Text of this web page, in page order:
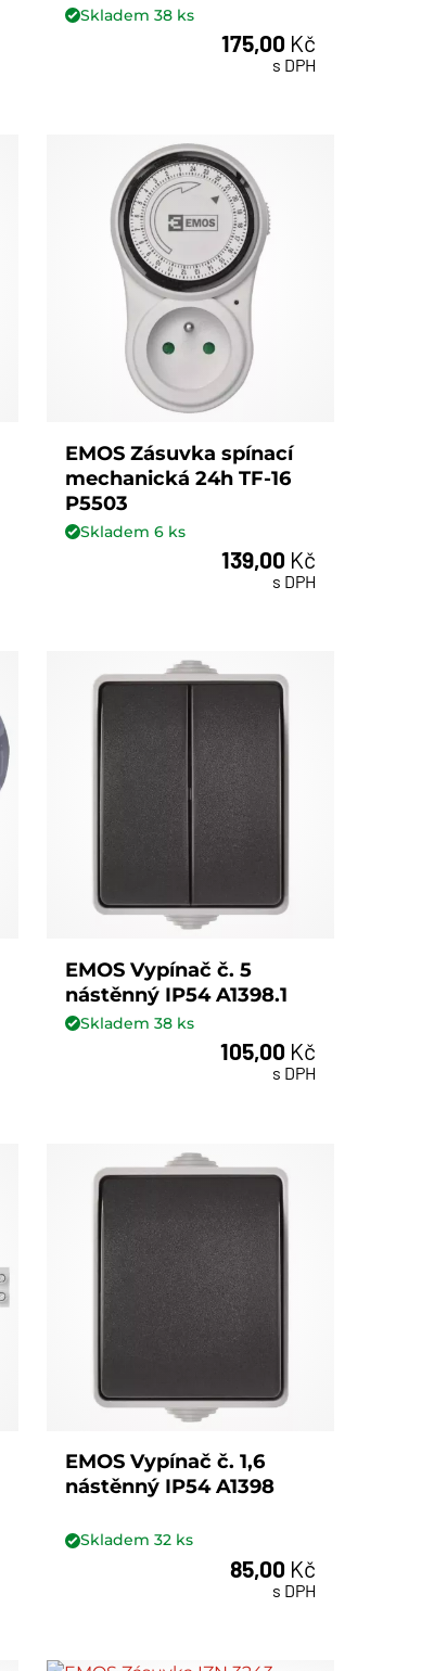
Skladem38 ks
175,00 Kč
s DPH
EMOS Zásuvka spínací
mechanická 24h TF-16
P5503
Skladem6 ks
139,00 Kč
s DPH
EMOS Vypínač č. 5
nástěnný IP54 A1398.1
Skladem38 ks
105,00 Kč
s DPH
EMOS Vypínač č. 1,6
nástěnný IP54 A1398
Skladem32 ks
85,00 Kč
s DPH